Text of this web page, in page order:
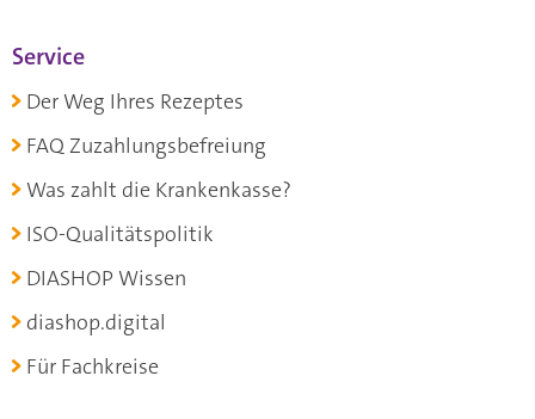
Service
Der Weg Ihres Rezeptes
FAQ Zuzahlungsbefreiung
Was zahlt die Krankenkasse?
ISO-Qualitätspolitik
DIASHOP Wissen
diashop.digital
Für Fachkreise